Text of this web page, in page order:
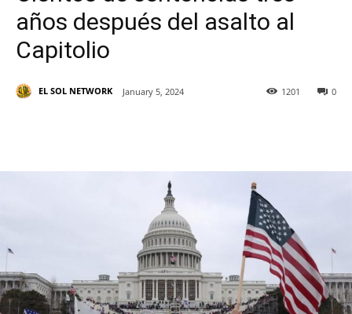
años después del asalto al
Capitolio
EL SOL NETWORK January 5, 2024 0
1201